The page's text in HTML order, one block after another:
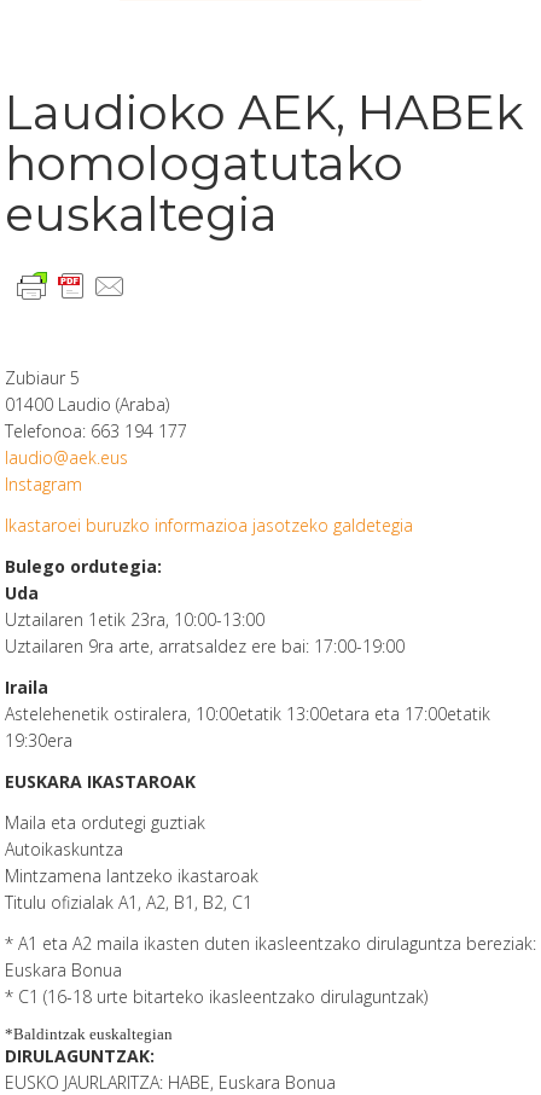
Laudioko AEK, HABEk
homologatutako
euskaltegia
Zubiaur 5
01400 Laudio (Araba)
Telefonoa: 663 194 177
laudio@aek.eus
Instagram
Ikastaroei buruzko informazioa jasotzeko galdetegia
Bulego ordutegia:
Uda
Uztailaren 1etik 23ra, 10:00-13:00
Uztailaren 9ra arte, arratsaldez ere bai: 17:00-19:00
Iraila
Astelehenetik ostiralera, 10:00etatik 13:00etara eta 17:00etatik
19:30era
EUSKARA IKASTAROAK
Maila eta ordutegi guztiak
Autoikaskuntza
Mintzamena lantzeko ikastaroak
Titulu ofizialak A1, A2, B1, B2, C1
* A1 eta A2 maila ikasten duten ikasleentzako dirulaguntza bereziak:
Euskara Bonua
* C1 (16-18 urte bitarteko ikasleentzako dirulaguntzak)
*Baldintzak euskaltegian
DIRULAGUNTZAK:
EUSKO JAURLARITZA: HABE, Euskara Bonua